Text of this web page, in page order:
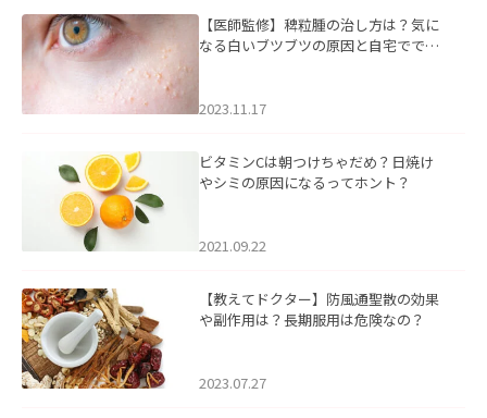
【医師監修】稗粒腫の治し方は？気に
なる白いブツブツの原因と自宅ででき
2023.11.17
ビタミンCは朝つけちゃだめ？日焼け
やシミの原因になるってホント？
2021.09.22
【教えてドクター】防風通聖散の効果
や副作用は？長期服用は危険なの？
2023.07.27